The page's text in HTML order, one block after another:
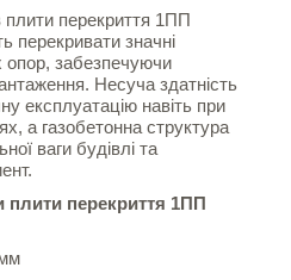
плити перекриття 1ПП
перекривати значні
опор, забезпечуючи
Несуча здатність
експлуатацію навіть при
а газобетонна структура
ваги будівлі та
плити перекриття 1ПП